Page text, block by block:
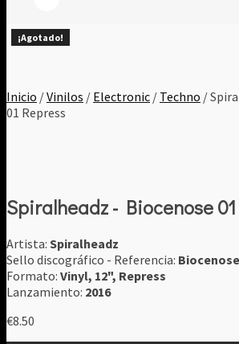
Inicio /Vinilos / Electronic / Techno /
01 Repress
¡Agotado!
Spiralheadz - Biocenose
Artista: Spiralheadz
Sello discográfico - Referencia:
Formato: Vinyl, 12", Repress
Lanzamiento: 2016
€8.50
¡Agotado!
¡Agotado!
¡Agotado!
¡Agotado!
¡Agotado!
¡Agotado!
¡Agotado!
¡Agotado!